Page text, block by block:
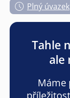
Plný úvazek
Tahle
ale
Máme